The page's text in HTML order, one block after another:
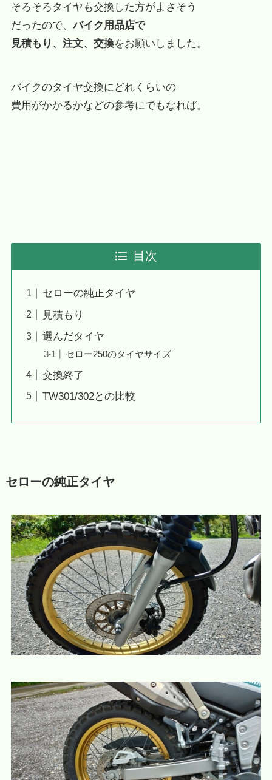
そろそろタイヤも交換した方がよさそう
だったので、バイク用品店で
見積もり、注文、交換をお願いしました。
バイクのタイヤ交換にどれくらいの
費用がかかるかなどの参考にでもなれば。
目次
セローの純正タイヤ
見積もり
選んだタイヤ
セロー250のタイヤサイズ
交換終了
TW301/302との比較
セローの純正タイヤ